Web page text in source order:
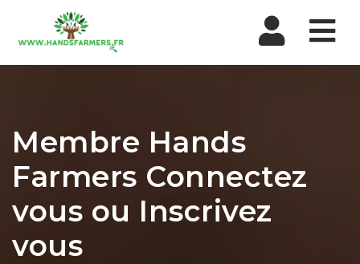
Membre Hands
Farmers Connectez
vous ou Inscrivez
vous